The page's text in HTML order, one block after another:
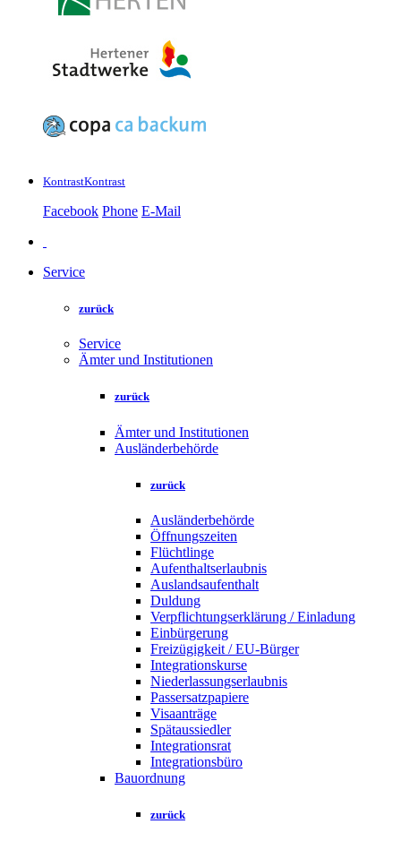
KontrastKontrast
Facebook Phone E-Mail
Service
zurück
Service
Ämter und Institutionen
zurück
Ämter und Institutionen
Ausländerbehörde
zurück
Ausländerbehörde
Öffnungszeiten
Flüchtlinge
Aufenthaltserlaubnis
Auslandsaufenthalt
Duldung
Verpflichtungserklärung / Einladung
Einbürgerung
Freizügigkeit / EU-Bürger
Integrationskurse
Niederlassungserlaubnis
Passersatzpapiere
Visaanträge
Spätaussiedler
Integrationsrat
Integrationsbüro
Bauordnung
zurück